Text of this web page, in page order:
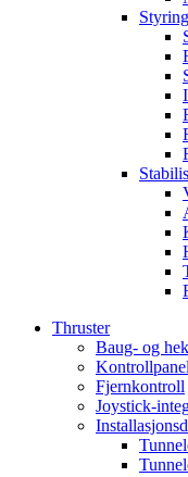
Styring
Thruster
Baug- og
Kontrollpanel
Fjernkontroll
Joystick-